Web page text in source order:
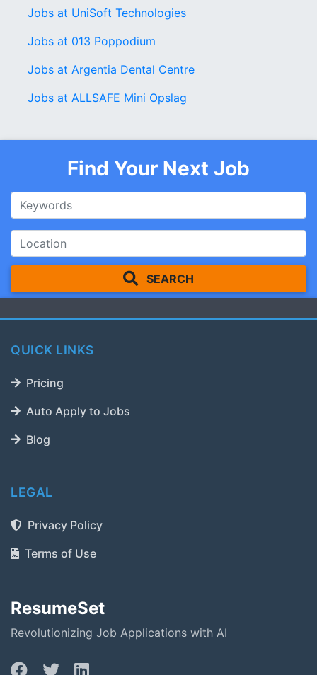
Jobs at UniSoft Technologies
Jobs at 013 Poppodium
Jobs at Argentia Dental Centre
Jobs at ALLSAFE Mini Opslag
Find Your Next Job
SEARCH
QUICK LINKS
Pricing
Auto Apply to Jobs
Blog
LEGAL
Privacy Policy
Terms of Use
ResumeSet
Revolutionizing Job Applications with AI